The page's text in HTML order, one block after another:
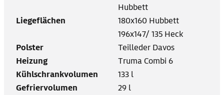
Hubbett
Liegeflächen
180x160 Hubbett
196x147/ 135 Heck
Polster
Teilleder Davos
Heizung
Truma Combi 6
Kühlschrankvolumen
133 l
Gefriervolumen
29 l